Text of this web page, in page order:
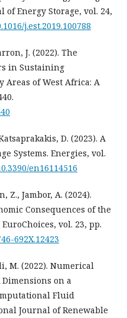
Energy Storage, vol. 24,
j.est.2019.100788
J. (2022). The
in Sustaining
of West Africa: A
D. (2023). A
Systems. Energies, vol.
en16114516
Z., Jambor, A. (2024).
Consequences of the
vol. 23, pp.
692X.12423
M. (2022). Numerical
Dimensions on a
Fluid
Journal of Renewable